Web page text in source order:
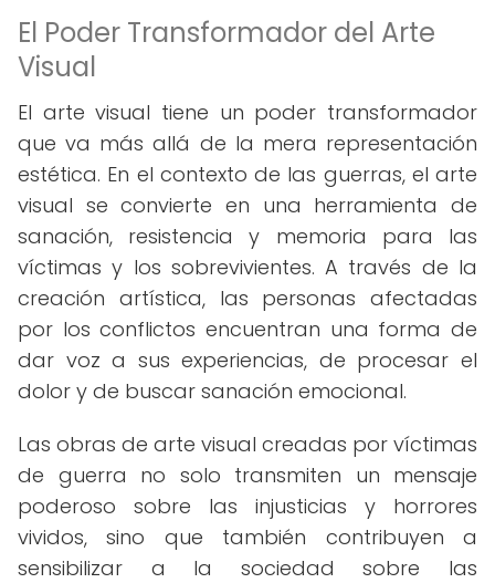
El Poder Transformador del Arte
Visual
El arte visual tiene un poder transformador
que va más allá de la mera representación
estética. En el contexto de las guerras, el arte
visual se convierte en una herramienta de
sanación, resistencia y memoria para las
víctimas y los sobrevivientes. A través de la
creación artística, las personas afectadas
por los conflictos encuentran una forma de
dar voz a sus experiencias, de procesar el
dolor y de buscar sanación emocional.
Las obras de arte visual creadas por víctimas
de guerra no solo transmiten un mensaje
poderoso sobre las injusticias y horrores
vividos, sino que también contribuyen a
sensibilizar a la sociedad sobre las